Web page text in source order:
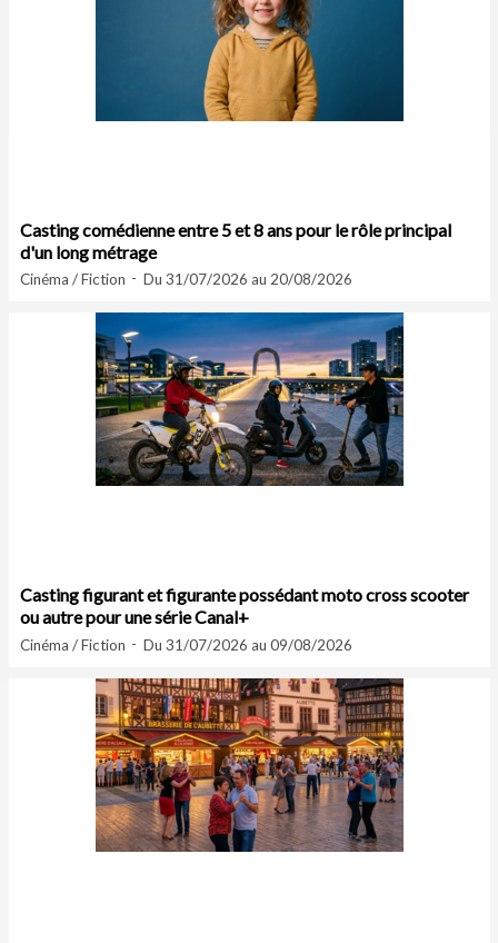
Casting comédienne entre 5 et 8 ans pour le rôle principal
d'un long métrage
Cinéma / Fiction Du 31/07/2026 au 20/08/2026
Casting figurant et figurante possédant moto cross scooter
ou autre pour une série Canal+
Cinéma / Fiction Du 31/07/2026 au 09/08/2026